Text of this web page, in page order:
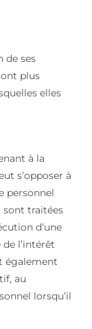
de ses
plus
elles
à la
s’opposer à
personnel
sont traitées
d’une
l’intérêt
également
au
lorsqu’il